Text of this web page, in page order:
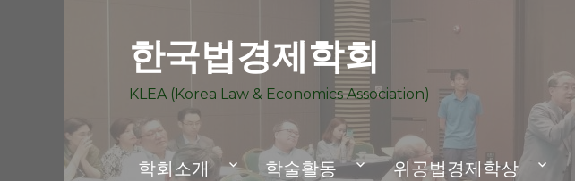
한국법경제학회
KLEA (Korea Law & Economics Association)
학회소개 학술활동 위공법경제학상